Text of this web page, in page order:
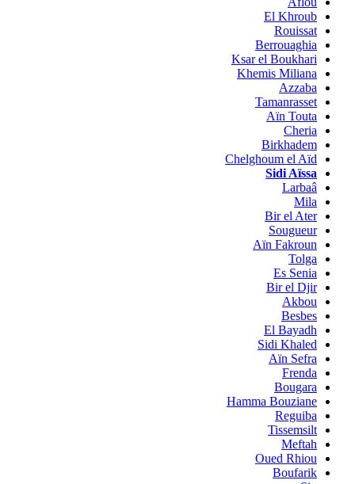
El Khroub
Rouissat
Berrouaghia
Ksar el Boukhari
Khemis Miliana
Azzaba
Tamanrasset
Aïn Touta
Cheria
Birkhadem
Chelghoum el Aïd
Sidi Aïssa
Larbaâ
Mila
Bir el Ater
Sougueur
Aïn Fakroun
Tolga
Es Senia
Bir el Djir
Akbou
Besbes
El Bayadh
Sidi Khaled
Aïn Sefra
Frenda
Bougara
Hamma Bouziane
Reguiba
Tissemsilt
Meftah
Oued Rhiou
Boufarik